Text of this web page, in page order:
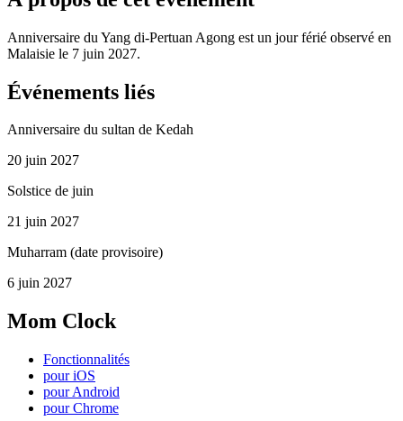
Anniversaire du Yang di-Pertuan Agong est un jour férié observé en
Malaisie le 7 juin 2027.
Événements liés
Anniversaire du sultan de Kedah
20 juin 2027
Solstice de juin
21 juin 2027
Muharram (date provisoire)
6 juin 2027
Mom Clock
Fonctionnalités
pour iOS
pour Android
pour Chrome